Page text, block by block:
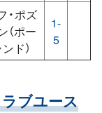
・ポズ
（ポー
ド）
1-
5
ブユース